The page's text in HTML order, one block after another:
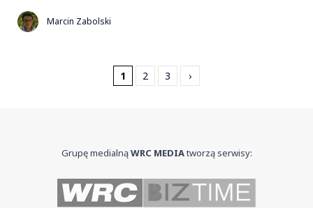
Marcin Zabolski
1 2 3 ›
Grupę medialnąWRC MEDIAtworzą serwisy: